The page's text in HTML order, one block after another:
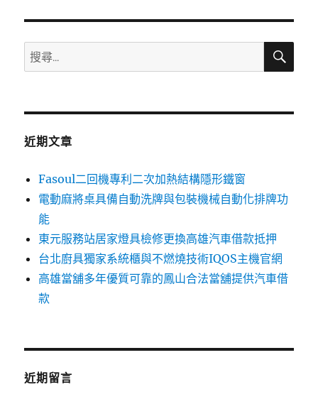
搜
尋
鍵
搜
近期文章
Fasoul二回機專利二次加熱結構隱形鐵窗
電動麻將桌具備自動洗牌與包裝機械自動化排牌功
能
東元服務站居家燈具檢修更換高雄汽車借款抵押
台北廚具獨家系統櫃與不燃燒技術IQOS主機官網
高雄當舖多年優質可靠的鳳山合法當舖提供汽車借
款
近期留言